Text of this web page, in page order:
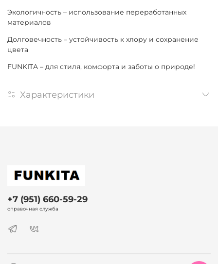
Экологичность – использование переработанных
материалов
Долговечность – устойчивость к хлору и сохранение
цвета
FUNKITA – для стиля, комфорта и заботы о природе!
Характеристики
+7 (951) 660-59-29
справочная служба